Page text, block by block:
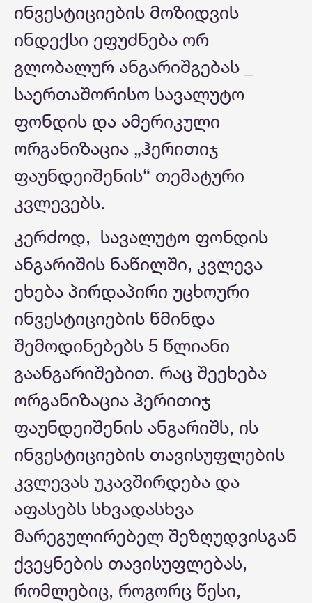
ინვესტიციების მოზიდვის
ინდექსი ეფუძნება ორ
გლობალურ ანგარიშგებას _
საერთაშორისო სავალუტო
ფონდის და ამერიკული
ორგანიზაცია „ჰერითიჯ
ფაუნდეიშენის“ თემატური
კვლევებს.
კერძოდ, სავალუტო ფონდის
ანგარიშის ნაწილში, კვლევა
ეხება პირდაპირი უცხოური
ინვესტიციების წმინდა
შემოდინებებს 5 წლიანი
გაანგარიშებით. რაც შეეხება
ორგანიზაცია ჰერითიჯ
ფაუნდეიშენის ანგარიშს, ის
ინვესტიციების თავისუფლების
კვლევას უკავშირდება და
აფასებს სხვადასხვა
მარეგულირებელ შეზღუდვისგან
ქვეყნების თავისუფლებას,
რომლებიც, როგორც წესი,